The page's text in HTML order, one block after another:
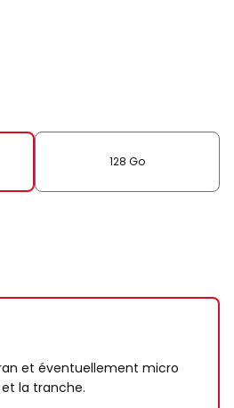
128 Go
et éventuellement micro
la tranche.